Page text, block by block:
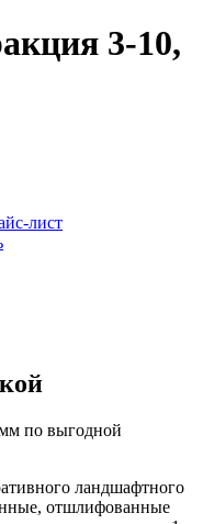
3-10,
по выгодной
ландшафтного
отшлифованные